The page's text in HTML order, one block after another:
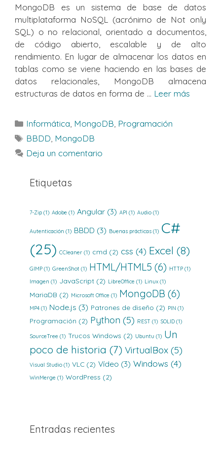
MongoDB es un sistema de base de datos
multiplataforma NoSQL (acrónimo de Not only
SQL) o no relacional, orientado a documentos,
de código abierto, escalable y de alto
rendimiento. En lugar de almacenar los datos en
tablas como se viene haciendo en las bases de
datos relacionales, MongoDB almacena
estructuras de datos en forma de ... Leer más
Categorías
Informática MongoDB Programación
Etiquetas
BBDD MongoDB
Deja un comentario
Etiquetas
7-Zip (1) Adobe (1) Angular (3) API (1) Audio (1)
Autenticación (1) BBDD (3) Buenas prácticas (1) C#
(25) CCleaner (1) cmd (2) css (4) Excel (8)
GIMP (1) GreenShot (1) HTML/HTML5 (6) HTTP (1)
Imagen (1) JavaScript (2) LibreOffice (1) Linux (1)
MariaDB (2) Microsoft Office (1) MongoDB (6)
MP4 (1) Node.js (3) Patrones de diseño (2) PIN (1)
Programación (2) Python (5) REST (1) SOLID (1)
SourceTree (1) Trucos Windows (2) Ubuntu (1) Un
poco de historia (7) VirtualBox (5)
Visual Studio (1) VLC (2) Vídeo (3) Windows (4)
WinMerge (1) WordPress (2)
Entradas recientes